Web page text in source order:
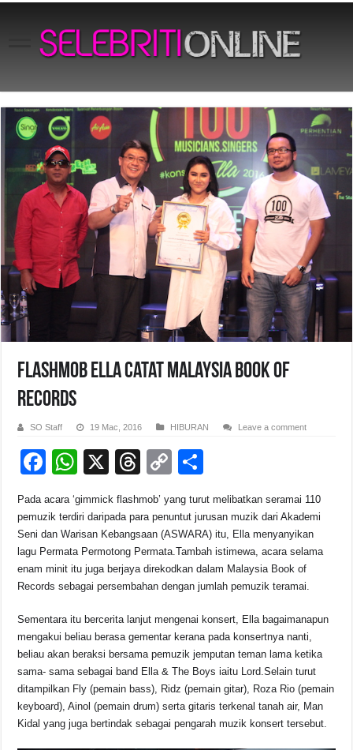
Flashmob Ella Catat Malaysia Book of
Records
SO Staff 19 Mac, 2016 HIBURAN Leave a comment
F
c
e
b
o
o
k
W
at
s
A
p
p
X
T
e
a
d
s
C
p
y
Li
n
k
ar
e
Pada acara ‘gimmick flashmob’ yang turut melibatkan seramai 110
pemuzik terdiri daripada para penuntut jurusan muzik dari Akademi
Seni dan Warisan Kebangsaan (ASWARA) itu, Ella menyanyikan
lagu Permata Permotong Permata.Tambah istimewa, acara selama
enam minit itu juga berjaya direkodkan dalam Malaysia Book of
Records sebagai persembahan dengan jumlah pemuzik teramai.
Sementara itu bercerita lanjut mengenai konsert, Ella bagaimanapun
mengakui beliau berasa gementar kerana pada konsertnya nanti,
beliau akan beraksi bersama pemuzik jemputan teman lama ketika
sama- sama sebagai band Ella & The Boys iaitu Lord.Selain turut
ditampilkan Fly (pemain bass), Ridz (pemain gitar), Roza Rio (pemain
keyboard), Ainol (pemain drum) serta gitaris terkenal tanah air, Man
Kidal yang juga bertindak sebagai pengarah muzik konsert tersebut.